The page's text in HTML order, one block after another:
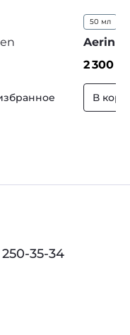
50 мл
Aerin
2 300
В
35-34